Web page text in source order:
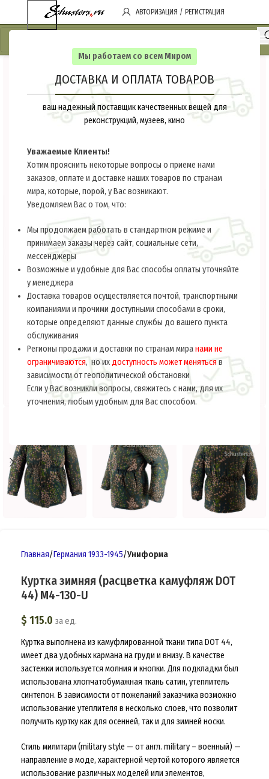
Мы работаем со всем Миром
ДОСТАВКА И ОПЛАТА ТОВАРОВ
ваш надежный поставщик качественных вещей для
реконструкций, музеев, кино
Уважаемые Клиенты!
Хотим прояснить некоторые вопросы о приеме нами
заказов, оплате и доставке наших товаров по странам
мира, которые, порой, у Вас возникают.
Уведомляем Вас о том, что:
Мы продолжаем работать в стандартном режиме и
принимаем заказы через сайт, социальные сети,
мессенджеры
Возможные и удобные для Вас способы оплаты уточняйте
у менеджера
Доставка товаров осуществляется почтой, транспортными
компаниями и прочими доступными способами в сроки,
которые определяют данные службы до вашего пункта
обслуживания
Регионы продажи и доставки по странам миранами не
ограничиваются, но их доступность может меняться в
зависимости от геополитической обстановки
Если у Вас возникли вопросы, свяжитесь с нами, для их
уточнения, любым удобным для Вас способом.
АВТОРИЗАЦИЯ / РЕГИСТРАЦИЯ
Главная Германия 1933-1945 Униформа
Куртка зимняя (расцветка камуфляж DOT
44) M4-130-U
$ 115.0 за ед.
Куртка выполнена из камуфлированной ткани типа DOT 44,
имеет два удобных кармана на груди и внизу. В качестве
застежки используется молния и кнопки. Для подкладки был
использована хлопчатобумажная ткань сатин, утеплитель
синтепон. В зависимости от пожеланий заказчика возможно
использование утеплителя в несколько слоев, что позволит
получить куртку как для осенней, так и для зимней носки.
Стиль милитари (military style — от англ. military – военный) —
направление в моде, характерной чертой которого является
использование различных моделей или элементов,